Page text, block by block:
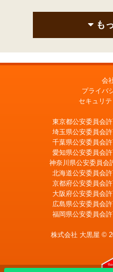
も
LINE査定
会
プライバ
セキュリ
東京都公安委員会
埼玉県公安委員会
千葉県公安委員会
愛知県公安委員会
神奈川県公安委員会
北海道公安委員会
京都府公安委員会
大阪府公安委員会
広島県公安委員会
福岡県公安委員会
株式会社 大黒屋 ©